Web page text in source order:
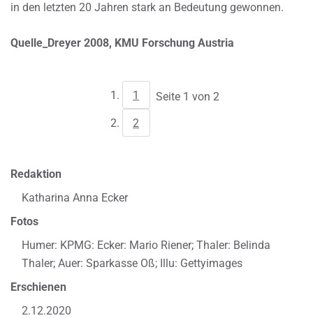
in den letzten 20 Jahren stark an Bedeutung gewonnen.
Quelle_Dreyer 2008, KMU Forschung Austria
1
2
Seite 1 von 2
Redaktion
Katharina Anna Ecker
Fotos
Humer: KPMG: Ecker: Mario Riener; Thaler: Belinda
Thaler; Auer: Sparkasse Oß; Illu: Gettyimages
Erschienen
2.12.2020